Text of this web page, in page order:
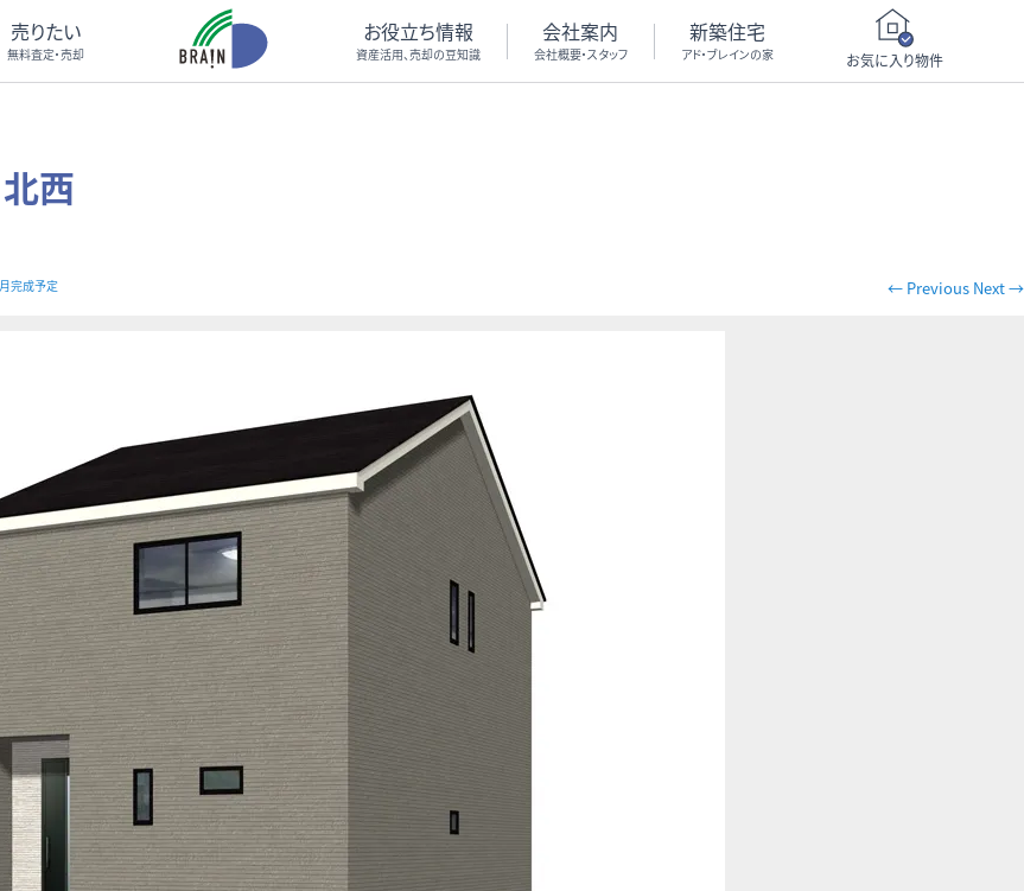
売りたい
無料査定・売却
お役立ち情報
資産活用、売却の豆知識
会社案内
会社概要・スタッフ
新築住宅
アド・ブレインの家 お気に入り物件
西
完成予定 ← Previous Next →